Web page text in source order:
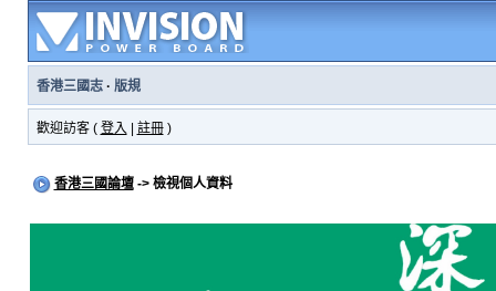
香港三國志· 版規
歡迎訪客 ( 登入 註冊)
香港三國論壇-> 檢視個人資料